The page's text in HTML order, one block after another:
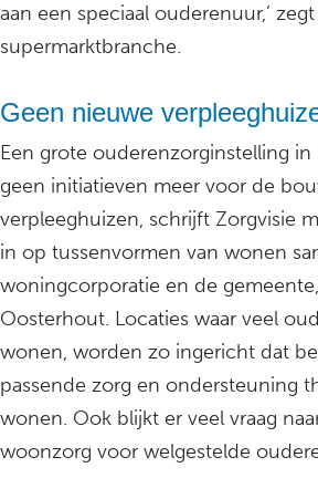
aan een speciaal ouderenuur,’
supermarktbranche.
Geen nieuwe
Een grote ouderenzorginstelling
geen initiatieven meer voor de
verpleeghuizen, schrijft Zorgvisie
in op tussenvormen van wonen
woningcorporatie en de
Oosterhout. Locaties waar veel
wonen, worden zo ingericht dat
passende zorg en ondersteuning
wonen. Ook blijkt er veel vraag
woonzorg voor welgestelde